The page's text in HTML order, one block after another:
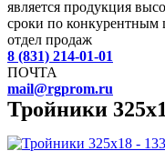
является продукция
сроки по конкурентным
отдел продаж
8 (831) 214-01-01
ПОЧТА
mail@rgprom.ru
Тройники